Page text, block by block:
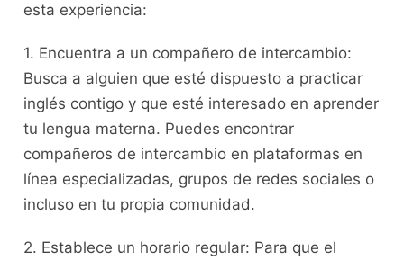
esta⁤ experiencia:
1. Encuentra a un compañero de intercambio:
Busca a alguien que esté⁢ dispuesto a‍ practicar
inglés⁤ contigo y⁢ que​ esté interesado en aprender
tu lengua⁤ materna. ​Puedes encontrar
compañeros de intercambio en plataformas en
línea especializadas, grupos de redes sociales‍ o
incluso en tu propia comunidad.
2. Establece ​un horario regular: Para que el